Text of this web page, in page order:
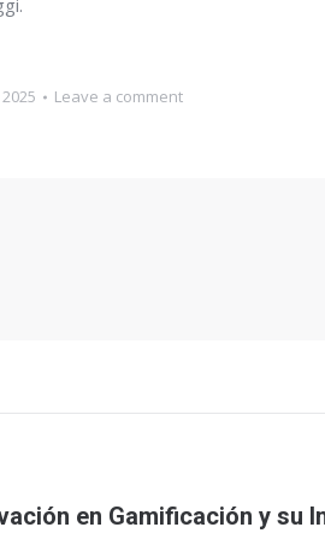
Leave a comment
en Gamificación y su